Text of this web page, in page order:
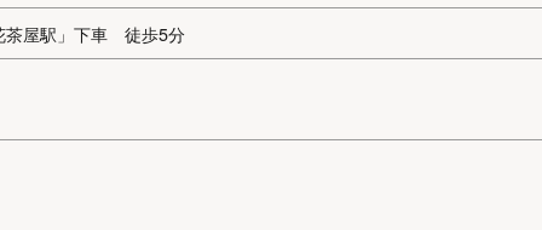
屋駅」下車 徒歩5分